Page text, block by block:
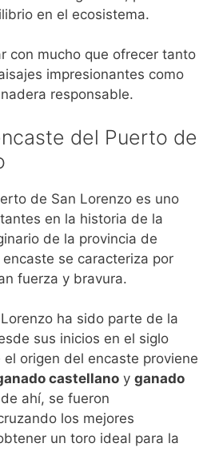
en el ecosistema.
con mucho que ofrecer tanto
impresionantes como
responsable.
del Puerto de
de San Lorenzo es uno
en la historia de la
de la provincia de
encaste se caracteriza por
fuerza y bravura.
ha sido parte de la
sus inicios en el siglo
el origen del encaste proviene
castellano y ganado
ahí, se fueron
los mejores
un toro ideal para la